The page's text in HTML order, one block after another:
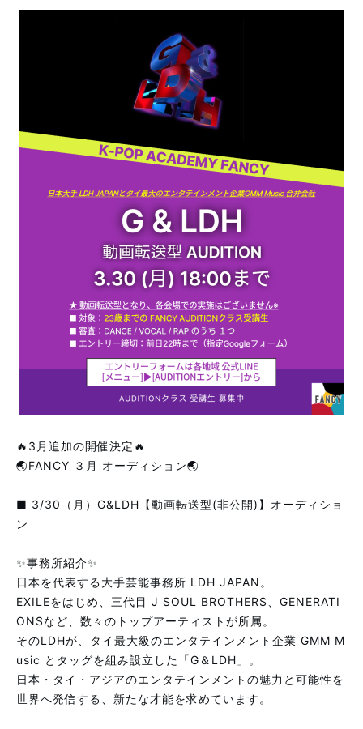
🔥3月追加の開催決定🔥
🌏FANCY ３月 オーディション🌏
■ 3/30（月）G&LDH【動画転送型(非公開)】オーディショ
ン
✨事務所紹介✨
日本を代表する大手芸能事務所 LDH JAPAN。
EXILEをはじめ、三代目 J SOUL BROTHERS、GENERATI
ONSなど、数々のトップアーティストが所属。
そのLDHが、タイ最大級のエンタテインメント企業 GMM M
usic とタッグを組み設立した「G＆LDH」。
日本・タイ・アジアのエンタテインメントの魅力と可能性を
世界へ発信する、新たな才能を求めています。